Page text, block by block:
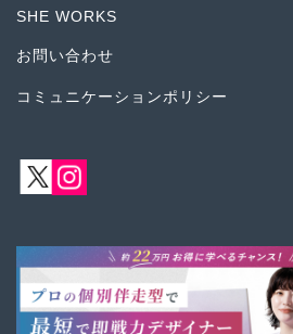
SHE WORKS
お問い合わせ
コミュニケーションポリシー